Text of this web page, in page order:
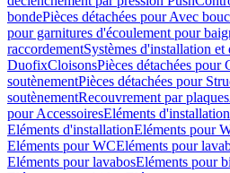
bondePièces détachées pour Avec
pour garnitures d'écoulement pour
raccordementSystèmes d'installation et
DuofixCloisonsPièces détachées pour
soutènementPièces détachées pour
soutènementRecouvrement par plaques
pour AccessoiresEléments d'installation
Eléments d'installationEléments pour
Eléments pour WCEléments pour
Eléments pour lavabosEléments pour